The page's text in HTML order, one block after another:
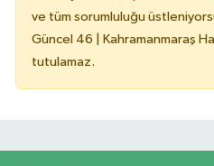
ve tüm sorumluluğu
Güncel 46 | Kahramanmaraş
tutulamaz.